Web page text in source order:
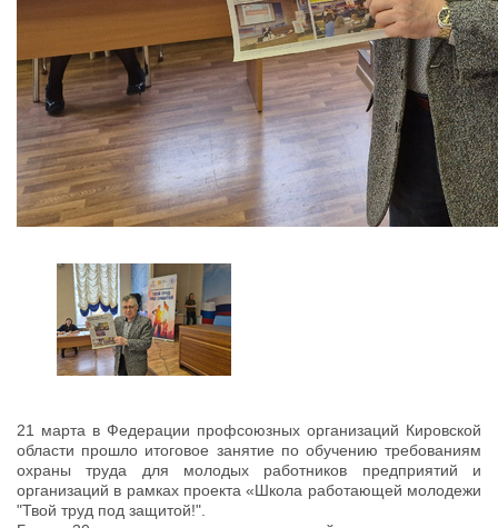
21 марта в Федерации профсоюзных организаций Кировской
области прошло итоговое занятие по обучению требованиям
охраны труда для молодых работников предприятий и
организаций в рамках проекта «Школа работающей молодежи
"Твой труд под защитой!".